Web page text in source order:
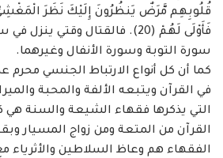
قُلُوبِهِم مَّرَضٌ يَنظُرُونَ إِلَيْكَ نَظَرَ
فَأَوْلَى لَهُمْ (20). ‏فالقتال وقتي
سورة التوبة وسورة الأنفال وغيرهما. ‏
كما أن كل أنواع الارتباط الجنسي محرم
في القرآن ويتبعه الألفة ‏والمحبة
التي يذكرها فقهاء الشيعة والسنة هي
‏القرآن من المتعة ومن زواج المسيار
الفقهاء هم وعاظ السلاطين والأثرياء